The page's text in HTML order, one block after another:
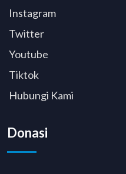
Instagram
Twitter
Youtube
Tiktok
Hubungi Kami
Donasi